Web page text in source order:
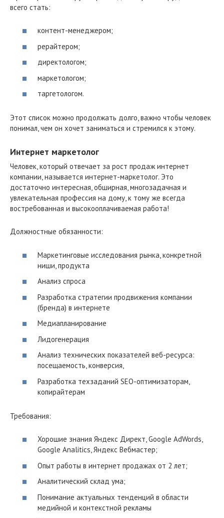
всего стать:
контент-менеджером;
рерайтером;
директологом;
маркетологом;
таргетологом.
Этот список можно продолжать долго, важно чтобы человек
понимал, чем он хочет заниматься и стремился к этому.
Интернет маркетолог
Человек, который отвечает за рост продаж интернет
компании, называется интернет-маркетолог. Это
достаточно интересная, обширная, многозадачная и
увлекательная профессия на дому, к тому же всегда
востребованная и высокооплачиваемая работа!
Должностные обязанности:
Маркетинговые исследования рынка, конкретной
ниши, продукта
Анализ спроса
Разработка стратегии продвижения компании
(бренда) в интернете
Медиапланирование
Лидогенерация
Анализ технических показателей веб-ресурса:
посещаемость, конверсия,
Разработка техзаданий SEO-оптимизаторам,
копирайтерам
Требования:
Хорошие знания Яндекс Директ, Google AdWords,
Google Analitics, Яндекс Вебмастер;
Опыт работы в интернет продажах от 2 лет;
Аналитический склад ума;
Понимание актуальных тенденций в области
медийной и контекстной рекламы